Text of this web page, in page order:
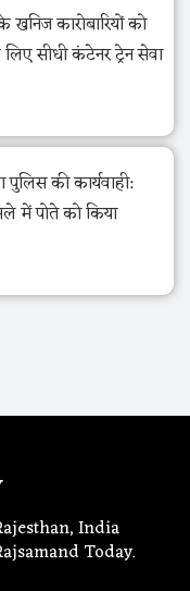
कारोबारियों को
सीधी कंटेनर ट्रेन सेवा
की कार्यवाही:
में पोते को किया
India
Today.